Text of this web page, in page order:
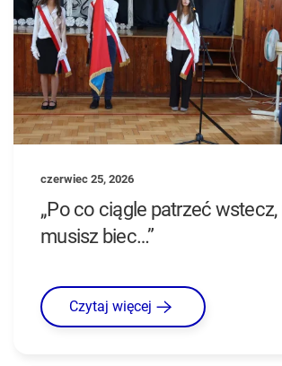
czerwiec 25, 2026
„Po co ciągle patrzeć
musisz biec…”
Czytaj więcej